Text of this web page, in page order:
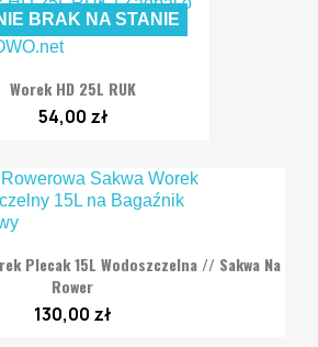
Worek HD 25L RUK
54,00 zł
BRAK NA STANIE
Plecak 15L Wodoszczelna // Sakwa Na
Rower
130,00 zł